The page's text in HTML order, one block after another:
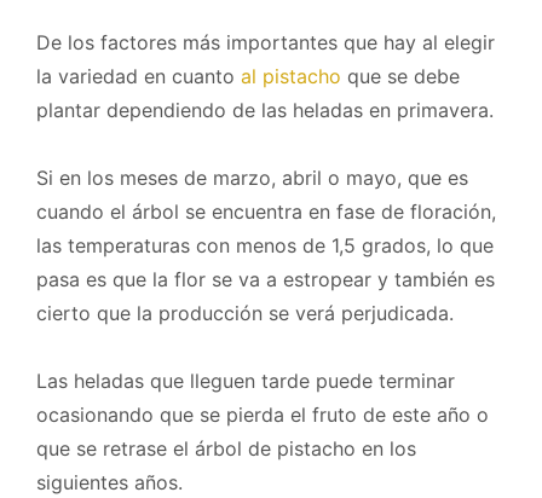
De los factores más importantes que hay al elegir
la variedad en cuanto al pistacho que se debe
plantar dependiendo de las heladas en primavera.
Si en los meses de marzo, abril o mayo, que es
cuando el árbol se encuentra en fase de floración,
las temperaturas con menos de 1,5 grados, lo que
pasa es que la flor se va a estropear y también es
cierto que la producción se verá perjudicada.
Las heladas que lleguen tarde puede terminar
ocasionando que se pierda el fruto de este año o
que se retrase el árbol de pistacho en los
siguientes años.